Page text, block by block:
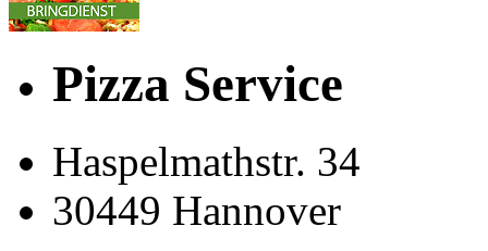
Pizza Service
Haspelmathstr. 34
30449 Hannover